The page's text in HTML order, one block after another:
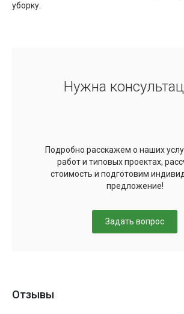
уборку.
Нужна
Подробно расскажем о наших
работ и типовых проектах,
стоимость и подготовим
предложение!
Задать вопрос
Отзывы